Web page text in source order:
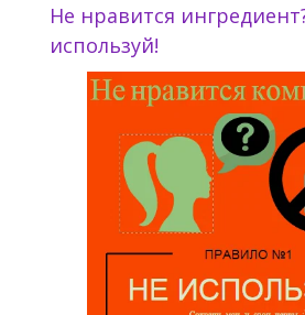
Не нравится
используй!